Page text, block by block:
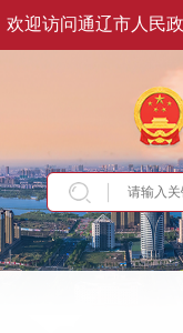
欢迎访问通辽市人民政